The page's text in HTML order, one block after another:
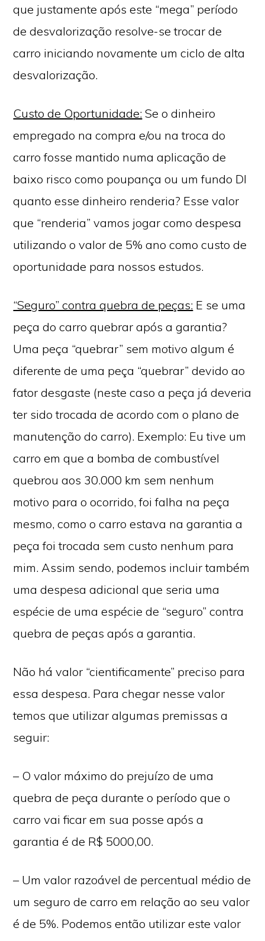
que justamente após este “mega” período
de desvalorização resolve-se trocar de
carro iniciando novamente um ciclo de alta
desvalorização.
Custo de Oportunidade: Se o dinheiro
empregado na compra e/ou na troca do
carro fosse mantido numa aplicação de
baixo risco como poupança ou um fundo DI
quanto esse dinheiro renderia? Esse valor
que “renderia” vamos jogar como despesa
utilizando o valor de 5% ano como custo de
oportunidade para nossos estudos.
“Seguro” contra quebra de peças: E se uma
peça do carro quebrar após a garantia?
Uma peça “quebrar” sem motivo algum é
diferente de uma peça “quebrar” devido ao
fator desgaste (neste caso a peça já deveria
ter sido trocada de acordo com o plano de
manutenção do carro). Exemplo: Eu tive um
carro em que a bomba de combustível
quebrou aos 30.000 km sem nenhum
motivo para o ocorrido, foi falha na peça
mesmo, como o carro estava na garantia a
peça foi trocada sem custo nenhum para
mim. Assim sendo, podemos incluir também
uma despesa adicional que seria uma
espécie de uma espécie de “seguro” contra
quebra de peças após a garantia.
Não há valor “cientificamente” preciso para
essa despesa. Para chegar nesse valor
temos que utilizar algumas premissas a
seguir:
– O valor máximo do prejuízo de uma
quebra de peça durante o período que o
carro vai ficar em sua posse após a
garantia é de R$ 5000,00.
– Um valor razoável de percentual médio de
um seguro de carro em relação ao seu valor
é de 5%. Podemos então utilizar este valor